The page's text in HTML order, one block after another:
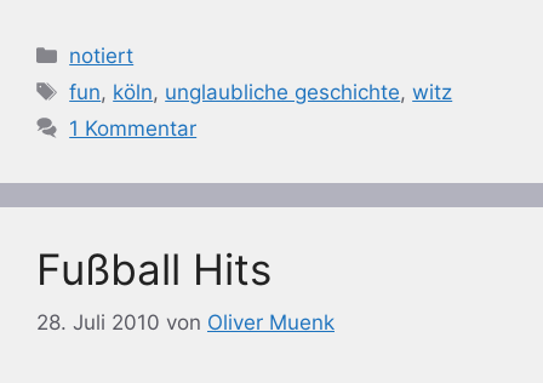
Kategorien
notiert
Schlagwörter
fun, köln, unglaubliche geschichte,witz
1 Kommentar
Fußball Hits
28. Juli 2010 von Oliver Muenk